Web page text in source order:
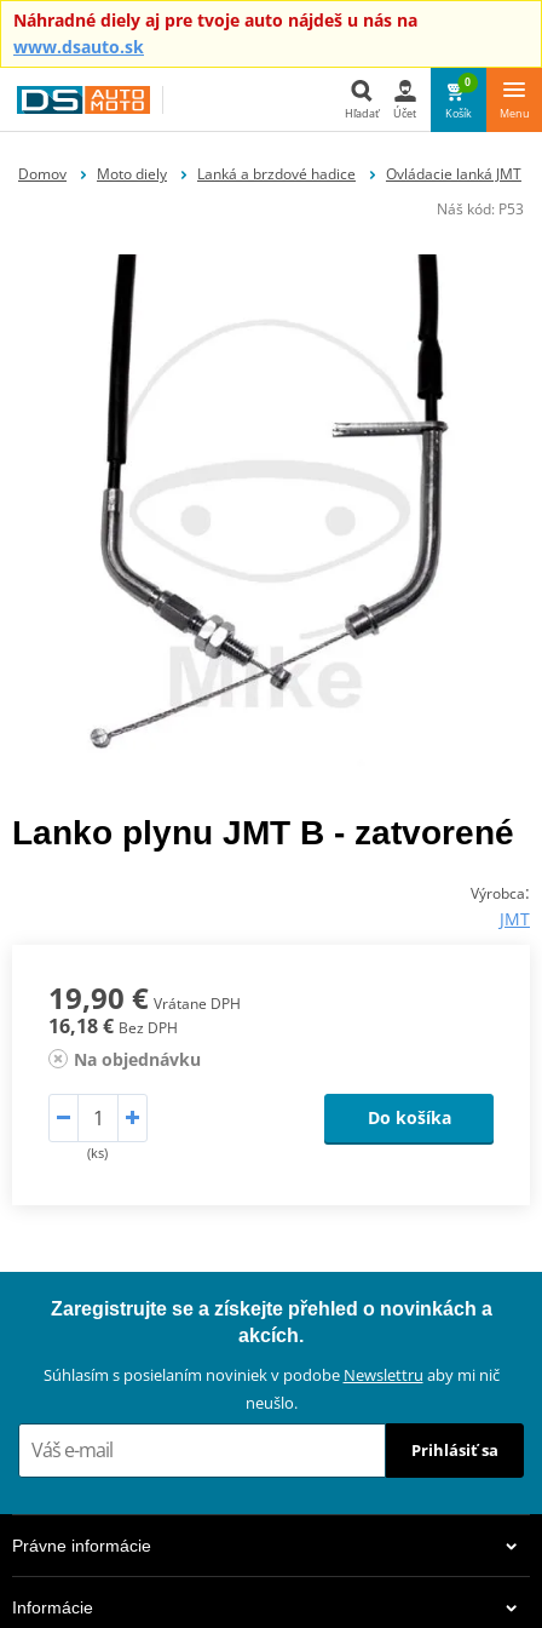
Náhradné diely aj pre tvoje auto nájdeš u nás na
www.dsauto.sk
Hľadať
Hľadať Účet
0
Košík Menu
Domov Moto diely Lanká a brzdové hadice
Ovládacie lanká JMT
Náš kód: P53
Lanko plynu JMT B - zatvorené
Výrobca:
JMT
19,90 € Vrátane DPH
16,18 € Bez DPH
Na objednávku
(ks)
Do košíka
Zaregistrujte se a získejte přehled o novinkách a
akcích.
Súhlasím s posielaním noviniek v podobe Newslettru aby mi nič
neušlo.
Prihlásiť sa
Právne informácie
Informácie